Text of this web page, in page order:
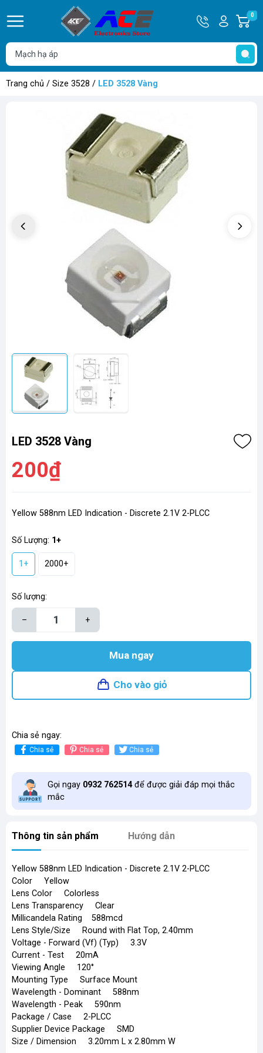
Hotline
0932
762514
Tài
khoản
Hello,
Khách
0
Trang chủ / Size 3528 / LED 3528 Vàng
LED 3528 Vàng
200₫
Yellow 588nm LED Indication - Discrete 2.1V 2-PLCC
Số Lượng: 1+
1+ 2000+
Số lượng:
– +
Mua ngay
Cho vào giỏ
Chia sẻ ngay:
Chia sẻ Chia sẻ Chia sẻ
Gọi ngay 0932 762514để được giải đáp mọi thắc
mắc
Thông tin sản phẩm Hướng dẫn
Yellow 588nm LED Indication - Discrete 2.1V 2-PLCC
Color Yellow
Lens Color Colorless
Lens Transparency Clear
Millicandela Rating 588mcd
Lens Style/Size Round with Flat Top, 2.40mm
Voltage - Forward (Vf) (Typ) 3.3V
Current - Test 20mA
Viewing Angle 120°
Mounting Type Surface Mount
Wavelength - Dominant 588nm
Wavelength - Peak 590nm
Package / Case 2-PLCC
Supplier Device Package SMD
Size / Dimension 3.20mm L x 2.80mm W